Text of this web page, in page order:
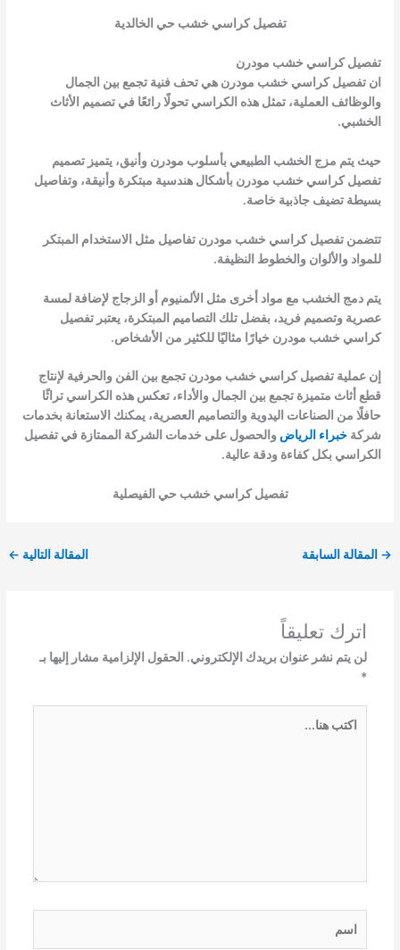
تفصيل كراسي خشب حي الخالدية
تفصيل كراسي خشب مودرن
ان تفصيل كراسي خشب مودرن هي تحف فنية تجمع بين الجمال
والوظائف العملية، تمثل هذه الكراسي تحولًا رائعًا في تصميم الأثاث
الخشبي.
حيث يتم مزج الخشب الطبيعي بأسلوب مودرن وأنيق، يتميز تصميم
تفصيل كراسي خشب مودرن بأشكال هندسية مبتكرة وأنيقة، وتفاصيل
بسيطة تضيف جاذبية خاصة.
تتضمن تفصيل كراسي خشب مودرن تفاصيل مثل الاستخدام المبتكر
للمواد والألوان والخطوط النظيفة.
يتم دمج الخشب مع مواد أخرى مثل الألمنيوم أو الزجاج لإضافة لمسة
عصرية وتصميم فريد، بفضل تلك التصاميم المبتكرة، يعتبر تفصيل
كراسي خشب مودرن خيارًا مثاليًا للكثير من الأشخاص.
إن عملية تفصيل كراسي خشب مودرن تجمع بين الفن والحرفية لإنتاج
قطع أثاث متميزة تجمع بين الجمال والأداء، تعكس هذه الكراسي تراثًا
حافلًا من الصناعات اليدوية والتصاميم العصرية، يمكنك الاستعانة بخدمات
شركةخبراء الرياض والحصول على خدمات الشركة الممتازة في تفصيل
الكراسي بكل كفاءة ودقة عالية.
تفصيل كراسي خشب حي الفيصلية
→ المقالة السابقة المقالة التالية ←
اترك تعليقاً
لن يتم نشر عنوان بريدك الإلكتروني. الحقول الإلزامية مشار إليها بـ
*
هنا...